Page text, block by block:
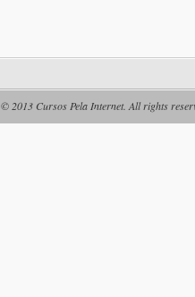
© 2013 Cursos Pela Internet. All rights